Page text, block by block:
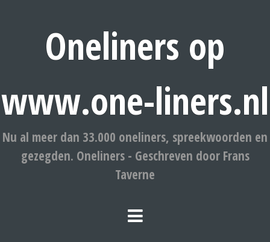
Oneliners op
www.one-liners.nl
Nu al meer dan 33.000 oneliners, spreekwoorden en
gezegden. Oneliners - Geschreven door Frans
Taverne